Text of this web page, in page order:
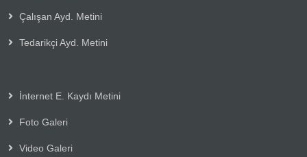
Çalışan Ayd. Metini
Tedarikçi Ayd. Metini
İnternet E. Kaydı Metini
Foto Galeri
Video Galeri